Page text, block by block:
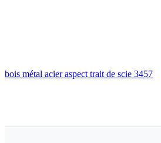
bois métal acier aspect trait de scie 3457